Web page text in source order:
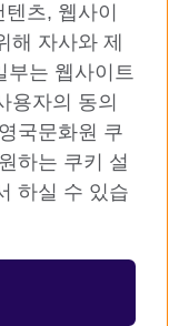
for cultural
charity:
정동빌딩B동) 2층
츠, 웹사이
해 자사와 제
부는 웹사이트
용자의 동의
국문화원 쿠
하는 쿠키 설
하실 수 있습